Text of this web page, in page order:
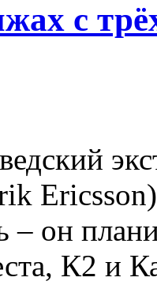
с
он
К2 и